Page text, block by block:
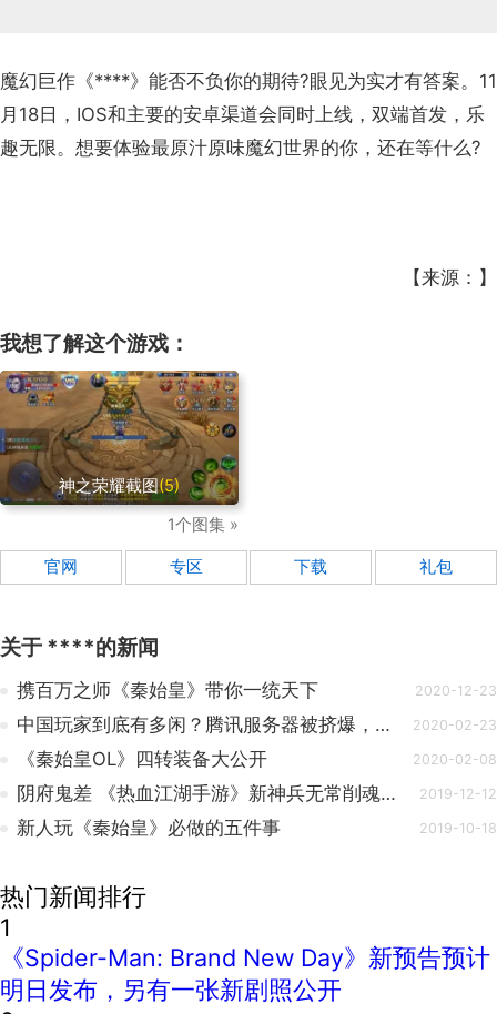
魔幻巨作《****》能否不负你的期待?眼见为实才有答案。11
月18日，IOS和主要的安卓渠道会同时上线，双端首发，乐
趣无限。想要体验最原汁原味魔幻世界的你，还在等什么?
【来源：】
我想了解这个游戏：
神之荣耀截图(5)
1个图集 »
官网 专区 下载 礼包
关于 ****的新闻
携百万之师《秦始皇》带你一统天下 2020-12-23
中国玩家到底有多闲？腾讯服务器被挤爆，任天堂游戏涨价1500元！ 2020-02-23
《秦始皇OL》四转装备大公开 2020-02-08
阴府鬼差 《热血江湖手游》新神兵无常削魂索命 2019-12-12
新人玩《秦始皇》必做的五件事 2019-10-18
热门新闻排行
1
《Spider-Man: Brand New Day》新预告预计
明日发布，另有一张新剧照公开